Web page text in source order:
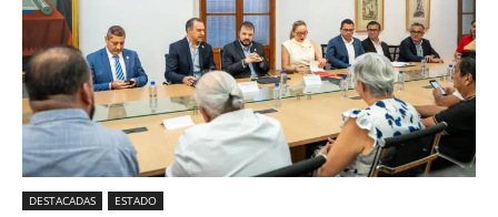
DESTACADAS ESTADO